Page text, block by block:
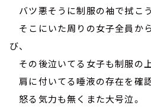
バツ悪そうに制服の袖で拭こ
そこにいた周りの女子全員か
び、
その後泣いてる女子も制服の上
肩に付いてる唾液の存在を確
怒る気力も無くまた大号泣。